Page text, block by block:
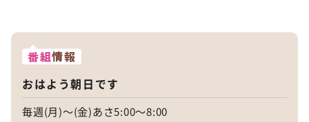
番組情報
おはよう朝日です
毎週(月)～(金)あさ5:00～8:00